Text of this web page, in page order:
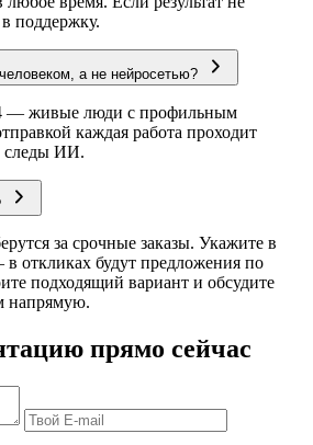
поддержку.
а не нейросетью?
— живые люди с профильным
каждая работа проходит
следы ИИ.
за срочные заказы. Укажите в
откликах будут предложения по
подходящий вариант и обсудите
напрямую.
прямо сейчас